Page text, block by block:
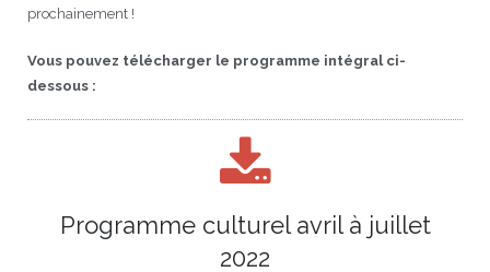
prochainement !
Vous pouvez télécharger le programme intégral ci-
dessous :
Programme culturel avril à juillet
2022